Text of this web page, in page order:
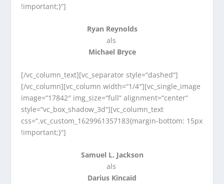
!important;}“]
Ryan Reynolds
als
Michael Bryce
[/vc_column_text][vc_separator style=“dashed“]
[/vc_column][vc_column width=“1/4″][vc_single_image
image=“17842″ img_size=“full“ alignment=“center“
style=“vc_box_shadow_3d“][vc_column_text
css=“.vc_custom_1629961357183{margin-bottom: 15px
!important;}“]
Samuel L. Jackson
als
Darius Kincaid